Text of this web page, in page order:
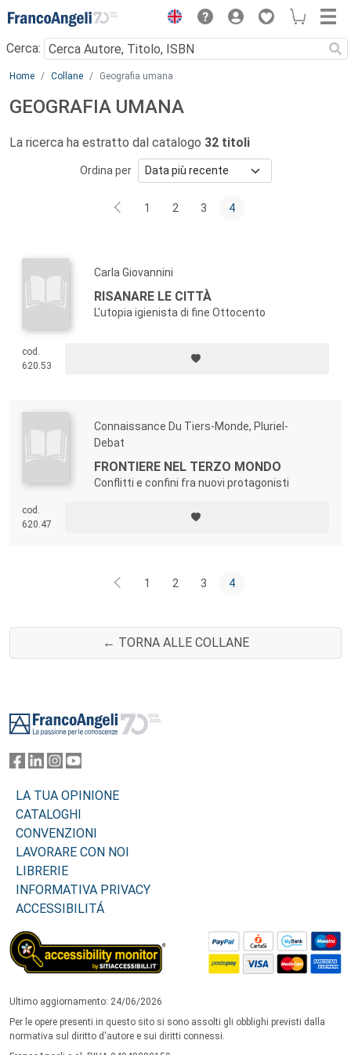
Menu
Cerca:
Main content
Home Collane Geografia umana
GEOGRAFIA UMANA
La ricerca ha estratto dal catalogo 32 titoli
Ordina per
1 2 3 4
Carla Giovannini
RISANARE LE CITTÀ
L'utopia igienista di fine Ottocento
cod.
620.53
Connaissance Du Tiers-Monde, Pluriel-
Debat
FRONTIERE NEL TERZO MONDO
Conflitti e confini fra nuovi protagonisti
cod.
620.47
1 2 3 4
← TORNA ALLE COLLANE
LA TUA OPINIONE
CATALOGHI
CONVENZIONI
LAVORARE CON NOI
LIBRERIE
INFORMATIVA PRIVACY
ACCESSIBILITÁ
Ultimo aggiornamento: 24/06/2026
Per le opere presenti in questo sito si sono assolti gli obblighi previsti dalla
normativa sul diritto d'autore e sui diritti connessi.